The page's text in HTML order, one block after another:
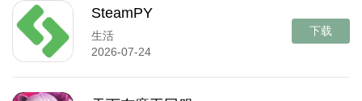
SteamPY
生活
2026-07-24
下载